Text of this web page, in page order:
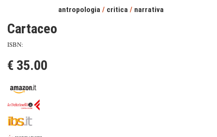
antropologia / critica / narrativa
Cartaceo
ISBN:
€ 35.00